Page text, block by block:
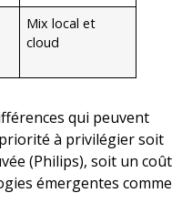
Mix local et
cloud
qui peuvent
à privilégier soit
(Philips), soit un coût
émergentes comme